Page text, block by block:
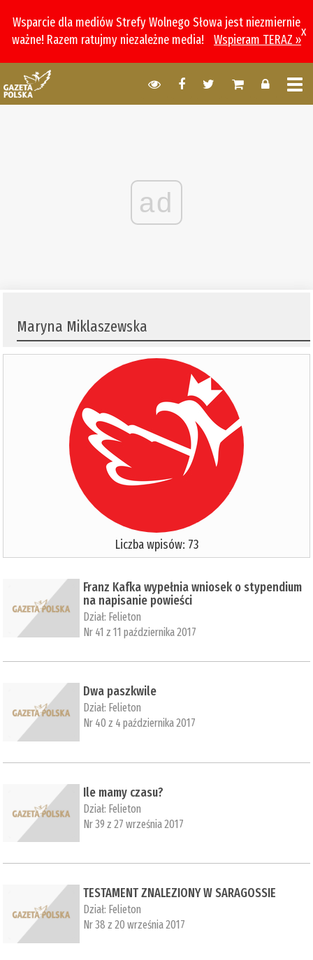
Wsparcie dla mediów Strefy Wolnego Słowa jest niezmiernie
ważne! Razem ratujmy niezależne media!
Wspieram TERAZ »
x
ad
Maryna Miklaszewska
Liczba wpisów: 73
Franz Kafka wypełnia wniosek o stypendium
na napisanie powieści
Dział: Felieton
Nr 41 z 11 października 2017
Dwa paszkwile
Dział: Felieton
Nr 40 z 4 października 2017
Ile mamy czasu?
Dział: Felieton
Nr 39 z 27 września 2017
TESTAMENT ZNALEZIONY W SARAGOSSIE
Dział: Felieton
Nr 38 z 20 września 2017